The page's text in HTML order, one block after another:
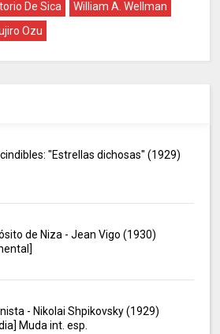
De Sica
William A. Wellman
Ozu
"Estrellas dichosas" (1929)
de Niza - Jean Vigo (1930)
- Nikolai Shpikovsky (1929)
Muda int. esp.